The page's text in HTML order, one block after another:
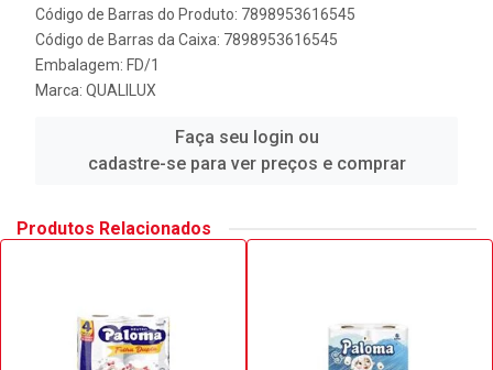
Código de Barras do Produto: 7898953616545
Código de Barras da Caixa: 7898953616545
Embalagem: FD/1
Marca: QUALILUX
Faça seu login ou
cadastre-se para ver preços e comprar
Produtos Relacionados